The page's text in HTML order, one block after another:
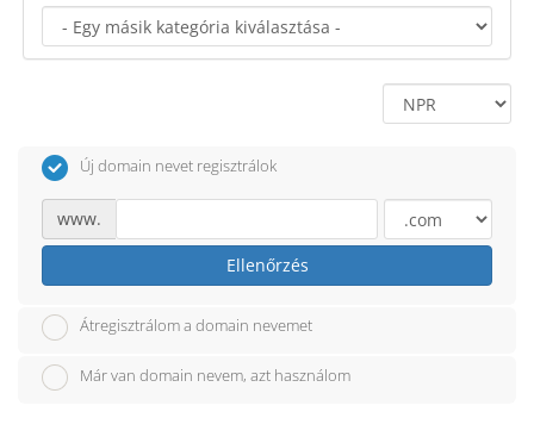
Új domain nevet regisztrálok
www.
Ellenőrzés
Átregisztrálom a domain nevemet
Már van domain nevem, azt használom